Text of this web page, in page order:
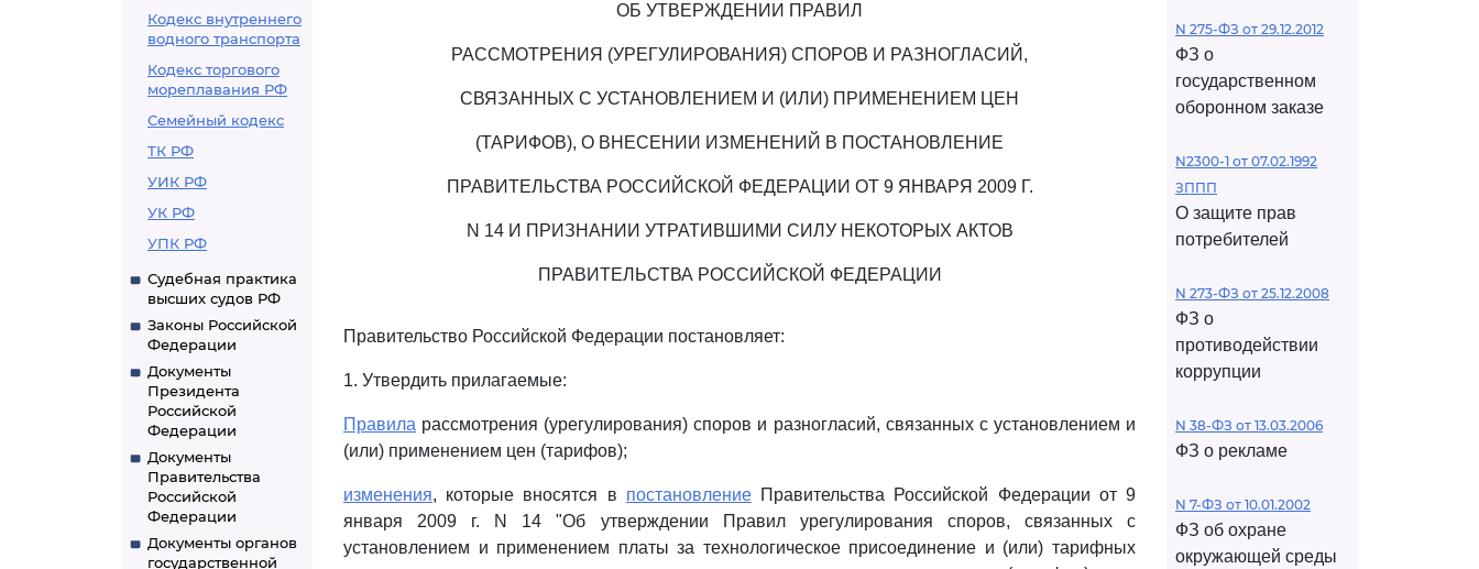
Кодекс внутреннего
водного транспорта
Кодекс торгового
мореплавания РФ
Семейный кодекс
ТК РФ
УИК РФ
УК РФ
УПК РФ
Судебная практика
высших судов РФ
Законы Российской
Федерации
Документы
Президента
Российской
Федерации
Документы
Правительства
Российской
Федерации
Документы органов
государственной
ОБ УТВЕРЖДЕНИИ ПРАВИЛ
РАССМОТРЕНИЯ (УРЕГУЛИРОВАНИЯ) СПОРОВ И РАЗНОГЛАСИЙ,
СВЯЗАННЫХ С УСТАНОВЛЕНИЕМ И (ИЛИ) ПРИМЕНЕНИЕМ ЦЕН
(ТАРИФОВ), О ВНЕСЕНИИ ИЗМЕНЕНИЙ В ПОСТАНОВЛЕНИЕ
ПРАВИТЕЛЬСТВА РОССИЙСКОЙ ФЕДЕРАЦИИ ОТ 9 ЯНВАРЯ 2009 Г.
N 14 И ПРИЗНАНИИ УТРАТИВШИМИ СИЛУ НЕКОТОРЫХ АКТОВ
ПРАВИТЕЛЬСТВА РОССИЙСКОЙ ФЕДЕРАЦИИ
Правительство Российской Федерации постановляет:
1. Утвердить прилагаемые:
Правила рассмотрения (урегулирования) споров и разногласий, связанных с установлением и
(или) применением цен (тарифов);
изменения, которые вносятся в постановлениеПравительства Российской Федерации от 9
января 2009 г. N 14 "Об утверждении Правил урегулирования споров, связанных с
установлением и применением платы за технологическое присоединение и (или) тарифных
N 275-ФЗ от 29.12.2012
ФЗ о
государственном
оборонном заказе
N2300-1 от 07.02.1992
ЗППП
О защите прав
потребителей
N 273-ФЗ от 25.12.2008
ФЗ о
противодействии
коррупции
N 38-ФЗ от 13.03.2006
ФЗ о рекламе
N 7-ФЗ от 10.01.2002
ФЗ об охране
окружающей среды